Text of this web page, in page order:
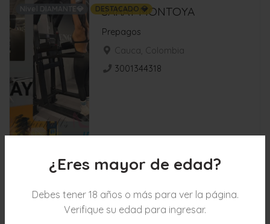
¿Eres mayor de edad?
Debes tener 18 años o más para ver la página.
Verifique su edad para ingresar.
SARAY MONTOYA
Prepagos
Cauca, Colombia
3001344318
Nivel DIAMANTE💎 DESTACADO 💎